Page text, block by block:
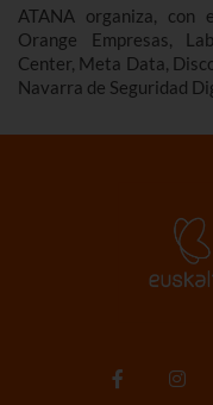
ATANA organiza, con
Orange Empresas,
Center, Meta Data,
Navarra de Seguridad